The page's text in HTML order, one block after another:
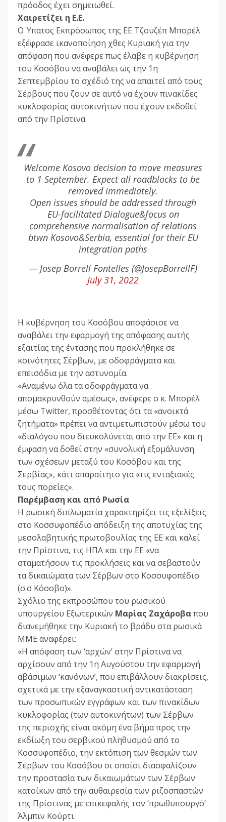
πρόοδος έχει σημειωθεί.
Χαιρετίζει η Ε.Ε.
Ο Ύπατος Εκπρόσωπος της ΕΕ Τζουζέπ Μπορέλ
εξέφρασε ικανοποίηση χθες Κυριακή για την
απόφαση που ανέφερε πως έλαβε η κυβέρνηση
του Κοσόβου να αναβάλει ως την 1η
Σεπτεμβρίου το σχέδιό της να απαιτεί από τους
Σέρβους που ζουν σε αυτό να έχουν πινακίδες
κυκλοφορίας αυτοκινήτων που έχουν εκδοθεί
από την Πρίστινα.
Welcome Kosovo decision to move measures
to 1 September. Expect all roadblocks to be
removed immediately.
Open issues should be addressed through
EU-facilitated Dialogue&focus on
comprehensive normalisation of relations
btwn Kosovo&Serbia, essential for their EU
integration paths
— Josep Borrell Fontelles (@JosepBorrellF)
July 31, 2022
Η κυβέρνηση του Κοσόβου αποφάσισε να
αναβάλει την εφαρμογή της απόφασης αυτής
εξαιτίας της έντασης που προκλήθηκε σε
κοινότητες Σέρβων, με οδοφράγματα και
επεισόδια με την αστυνομία.
«Αναμένω όλα τα οδοφράγματα να
απομακρυνθούν αμέσως», ανέφερε ο κ. Μπορέλ
μέσω Twitter, προσθέτοντας ότι τα «ανοικτά
ζητήματα» πρέπει να αντιμετωπιστούν μέσω του
«διαλόγου που διευκολύνεται από την ΕΕ» και η
έμφαση να δοθεί στην «συνολική εξομάλυνση
των σχέσεων μεταξύ του Κοσόβου και της
Σερβίας», κάτι απαραίτητο για «τις ενταξιακές
τους πορείες».
Παρέμβαση και από Ρωσία
Η ρωσική διπλωματία χαρακτηρίζει τις εξελίξεις
στο Κοσσυφοπέδιο απόδειξη της αποτυχίας της
μεσολαβητικής πρωτοβουλίας της ΕΕ και καλεί
την Πρίστινα, τις ΗΠΑ και την ΕΕ «να
σταματήσουν τις προκλήσεις και να σεβαστούν
τα δικαιώματα των Σέρβων στο Κοσσυφοπέδιο
(σ.σ Κόσοβο)».
Σχόλιο της εκπροσώπου του ρωσικού
υπουργείου Εξωτερικών Μαρίας Ζαχάροβαπου
διανεμήθηκε την Κυριακή το βράδυ στα ρωσικά
ΜΜΕ αναφέρει:
«Η απόφαση των ‘αρχών’ στην Πρίστινα να
αρχίσουν από την 1η Αυγούστου την εφαρμογή
αβάσιμων ‘κανόνων’, που επιβάλλουν διακρίσεις,
σχετικά με την εξαναγκαστική αντικατάσταση
των προσωπικών εγγράφων και των πινακίδων
κυκλοφορίας (των αυτοκινήτων) των Σέρβων
της περιοχής είναι ακόμη ένα βήμα προς την
εκδίωξη του σερβικού πληθυσμού από το
Κοσσυφοπέδιο, την εκτόπιση των θεσμών των
Σέρβων του Κοσόβου οι οποίοι διασφαλίζουν
την προστασία των δικαιωμάτων των Σέρβων
κατοίκων από την αυθαιρεσία των ριζοσπαστών
της Πρίστινας με επικεφαλής τον ‘πρωθυπουργό’
Άλμπιν Kούρτι.